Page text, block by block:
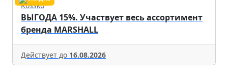
Rossko
ВЫГОДА 15%. Участвует весь ассортимент
бренда MARSHALL
Действует до 16.08.2026